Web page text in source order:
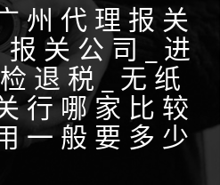
州代理报关
报关公司_进
退税_无纸
行哪家比较
一般要多少